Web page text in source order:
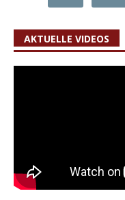
AKTUELLE VIDEOS